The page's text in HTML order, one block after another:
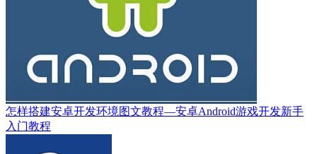
怎样搭建安卓开发环境图文教程—安卓Android游戏开发新手
入门教程